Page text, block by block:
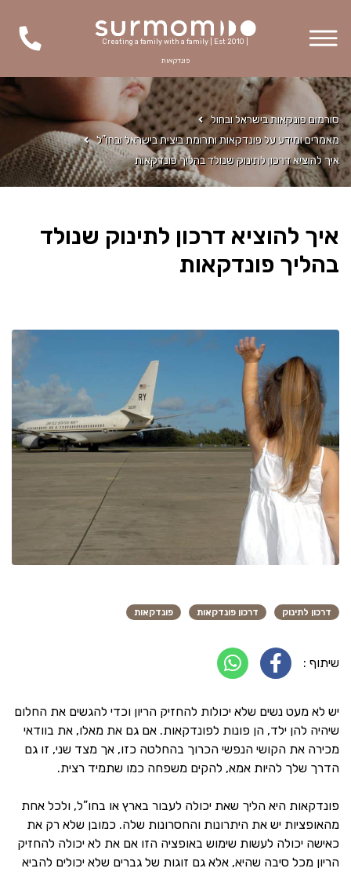
Creating a family with a family | Est 2010 |
פונדקאות
סורמום פונקאות בישראל ובחול
מאמרים ומידע על פונדקאות ותרומת ביצית בישראל ובחו"ל
איך להוציא דרכון לתינוק שנולד בהליך פונדקאות
איך להוציא דרכון לתינוק שנולד
בהליך פונדקאות
דרכון לתינוק דרכון פונדקאות פונדקאות
שיתוף :
יש לא מעט נשים שלא יכולות להחזיק הריון וכדי להגשים את החלום
שיהיה להן ילד, הן פונות לפונדקאות. אם גם את מאלו, את בוודאי
מכירה את הקושי הנפשי הכרוך בהחלטה כזו, אך מצד שני, זו גם
הדרך שלך להיות אמא, להקים משפחה כמו שתמיד רצית.
פונדקאות היא הליך שאת יכולה לעבור בארץ או בחו”ל, ולכל אחת
מהאופציות יש את היתרונות והחסרונות שלה. כמובן שלא רק את
כאישה יכולה לעשות שימוש באופציה הזו אם את לא יכולה להחזיק
הריון מכל סיבה שהיא, אלא גם זוגות של גברים שלא יכולים להביא